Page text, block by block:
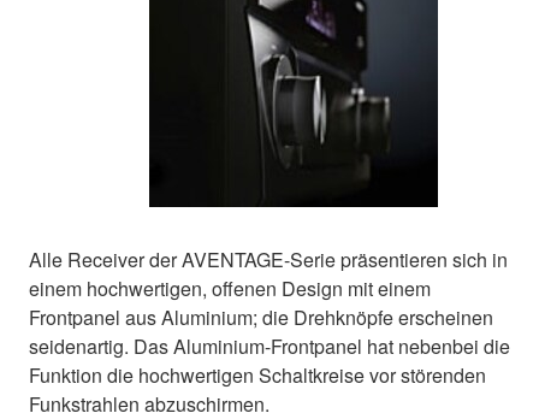
Alle Receiver der AVENTAGE-Serie präsentieren sich in
einem hochwertigen, offenen Design mit einem
Frontpanel aus Aluminium; die Drehknöpfe erscheinen
seidenartig. Das Aluminium-Frontpanel hat nebenbei die
Funktion die hochwertigen Schaltkreise vor störenden
Funkstrahlen abzuschirmen.